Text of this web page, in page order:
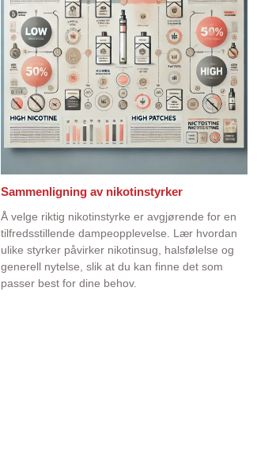
Sammenligning av nikotinstyrker
Å velge riktig nikotinstyrke er avgjørende for en
tilfredsstillende dampeopplevelse. Lær hvordan
ulike styrker påvirker nikotinsug, halsfølelse og
generell nytelse, slik at du kan finne det som
passer best for dine behov.